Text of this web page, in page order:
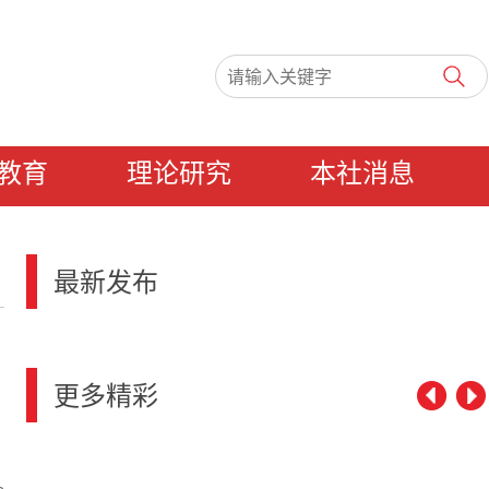
育 理论研究 本社消息
最新发布
更多精彩